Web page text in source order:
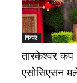
फिचर
तारकेश्वर
एसोसिएसन